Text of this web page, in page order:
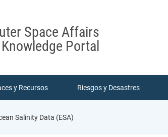
Space Affairs
Portal
y Recursos Riesgos y Desastres
Salinity Data (ESA)